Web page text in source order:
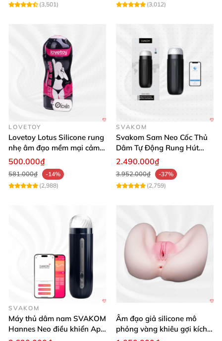
(3,501)
(3,012)
LOVETOY
Lovetoy Lotus Silicone rung
nhẹ âm đạo mềm mại cảm
giác thật
500.000₫
581.000₫
-14%
(2,988)
SVAKOM
Svakom Sam Neo Cốc Thủ
Dâm Tự Động Rung Hút
App Điều Khiển Xa
2.490.000₫
3.952.000₫
-37%
(2,759)
SVAKOM
Máy thủ dâm nam SVAKOM
Hannes Neo điều khiển App
Âm đạo giả silicone mô
phỏng vàng khiêu gợi kích